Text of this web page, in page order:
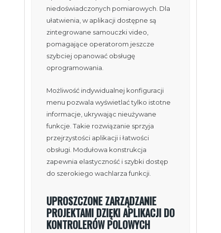
niedoświadczonych pomiarowych. Dla
ułatwienia, w aplikacji dostępne są
zintegrowane samouczki video,
pomagające operatorom jeszcze
szybciej opanować obsługę
oprogramowania.
Możliwość indywidualnej konfiguracji
menu pozwala wyświetlać tylko istotne
informacje, ukrywając nieużywane
funkcje. Takie rozwiązanie sprzyja
przejrzystości aplikacji i łatwości
obsługi. Modułowa konstrukcja
zapewnia elastyczność i szybki dostęp
do szerokiego wachlarza funkcji.
UPROSZCZONE ZARZĄDZANIE
PROJEKTAMI DZIĘKI APLIKACJI DO
KONTROLERÓW POLOWYCH